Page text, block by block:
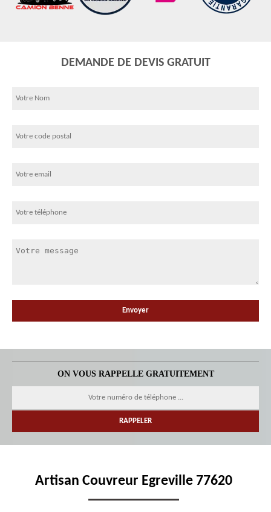
DEMANDE DE DEVIS GRATUIT
ON VOUS RAPPELLE GRATUITEMENT
Artisan Couvreur Egreville 77620